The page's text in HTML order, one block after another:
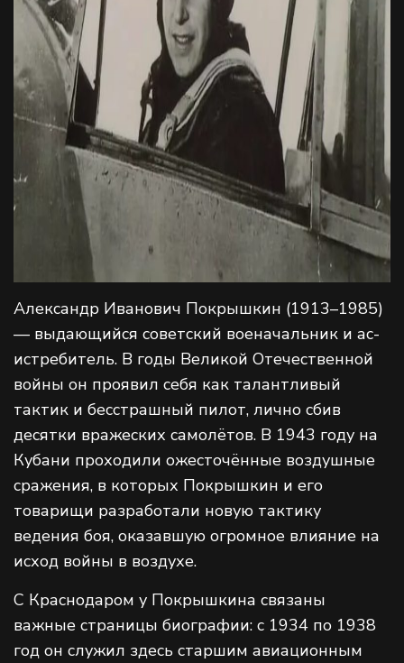
Александр Иванович Покрышкин (1913–1985)
— выдающийся советский военачальник и ас-
истребитель. В годы Великой Отечественной
войны он проявил себя как талантливый
тактик и бесстрашный пилот, лично сбив
десятки вражеских самолётов. В 1943 году на
Кубани проходили ожесточённые воздушные
сражения, в которых Покрышкин и его
товарищи разработали новую тактику
ведения боя, оказавшую огромное влияние на
исход войны в воздухе.
С Краснодаром у Покрышкина связаны
важные страницы биографии: с 1934 по 1938
год он служил здесь старшим авиационным